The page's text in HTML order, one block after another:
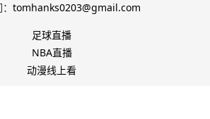
tomhanks0203@gmail.com
足球直播
NBA直播
动漫线上看